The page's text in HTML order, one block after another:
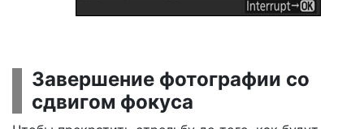
Завершение фотографии со
сдвигом фокуса